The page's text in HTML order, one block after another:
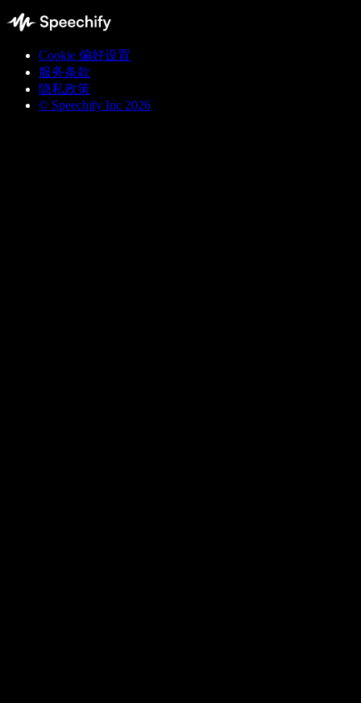
Cookie 偏好设置
服务条款
隐私政策
© Speechify Inc 2026